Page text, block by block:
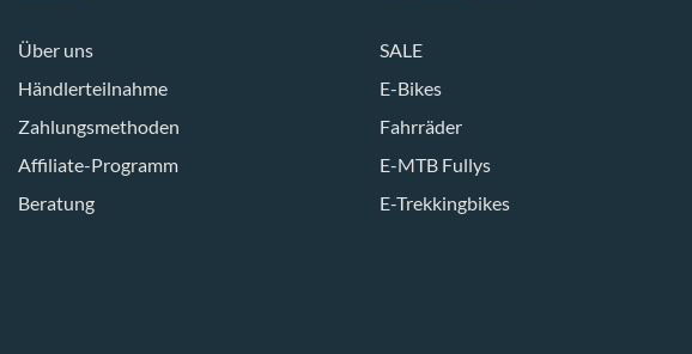
Über uns
Händlerteilnahme
Zahlungsmethoden
Affiliate-Programm
Beratung
SALE
E-Bikes
Fahrräder
E-MTB Fullys
E-Trekkingbikes